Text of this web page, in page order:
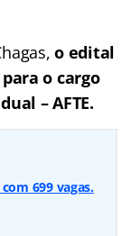
o edital
o cargo
– AFTE.
699 vagas.